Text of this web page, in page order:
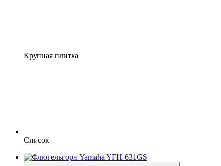
Крупная плитка
Список